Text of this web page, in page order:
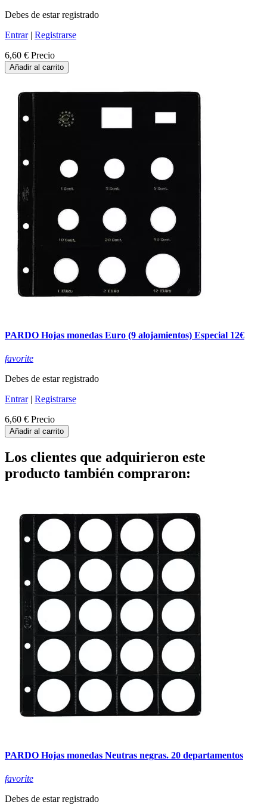
Debes de estar registrado
Entrar| Registrarse
6,60 € Precio
Añadir al carrito
PARDO Hojas monedas Euro (9 alojamientos) Especial 12€
favorite
Debes de estar registrado
Entrar| Registrarse
6,60 € Precio
Añadir al carrito
Los clientes que adquirieron este
producto también compraron:
PARDO Hojas monedas Neutras negras. 20 departamentos
favorite
Debes de estar registrado